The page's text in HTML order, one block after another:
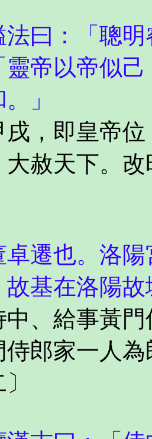
曰：「聰
帝以帝似
」
即皇帝位
大赦天下。
遷也。洛
故基在洛陽
給事黃門
侍郎家一人